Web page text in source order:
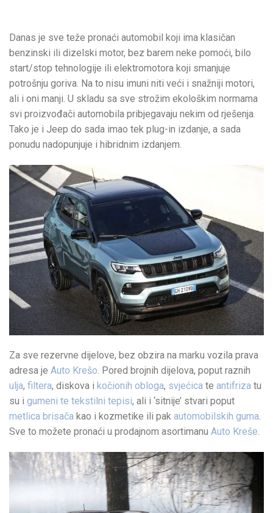
Danas je sve teže pronaći automobil koji ima klasičan
benzinski ili dizelski motor, bez barem neke pomoći, bilo
start/stop tehnologije ili elektromotora koji smanjuje
potrošnju goriva. Na to nisu imuni niti veći i snažniji motori,
ali i oni manji. U skladu sa sve strožim ekološkim normama
svi proizvođači automobila pribjegavaju nekim od rješenja.
Tako je i Jeep do sada imao tek plug-in izdanje, a sada
ponudu nadopunjuje i hibridnim izdanjem.
Za sve rezervne dijelove, bez obzira na marku vozila prava
adresa je Auto Krešo. Pored brojnih dijelova, poput raznih
ulja, filtera, diskova i kočionih obloga, svjećica te antifriza tu
su i gumeni te tekstilni tepisi, ali i ‘sitnije’ stvari poput
metlica brisača kao i kozmetike ili pak automobilskih guma.
Sve to možete pronaći u prodajnom asortimanu Auto Kreše.